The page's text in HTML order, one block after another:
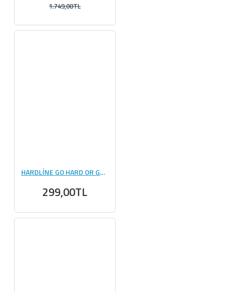
1.749,00TL
HARDLİNE GO HARD OR GO HOME BİLEKLİK
299,00TL